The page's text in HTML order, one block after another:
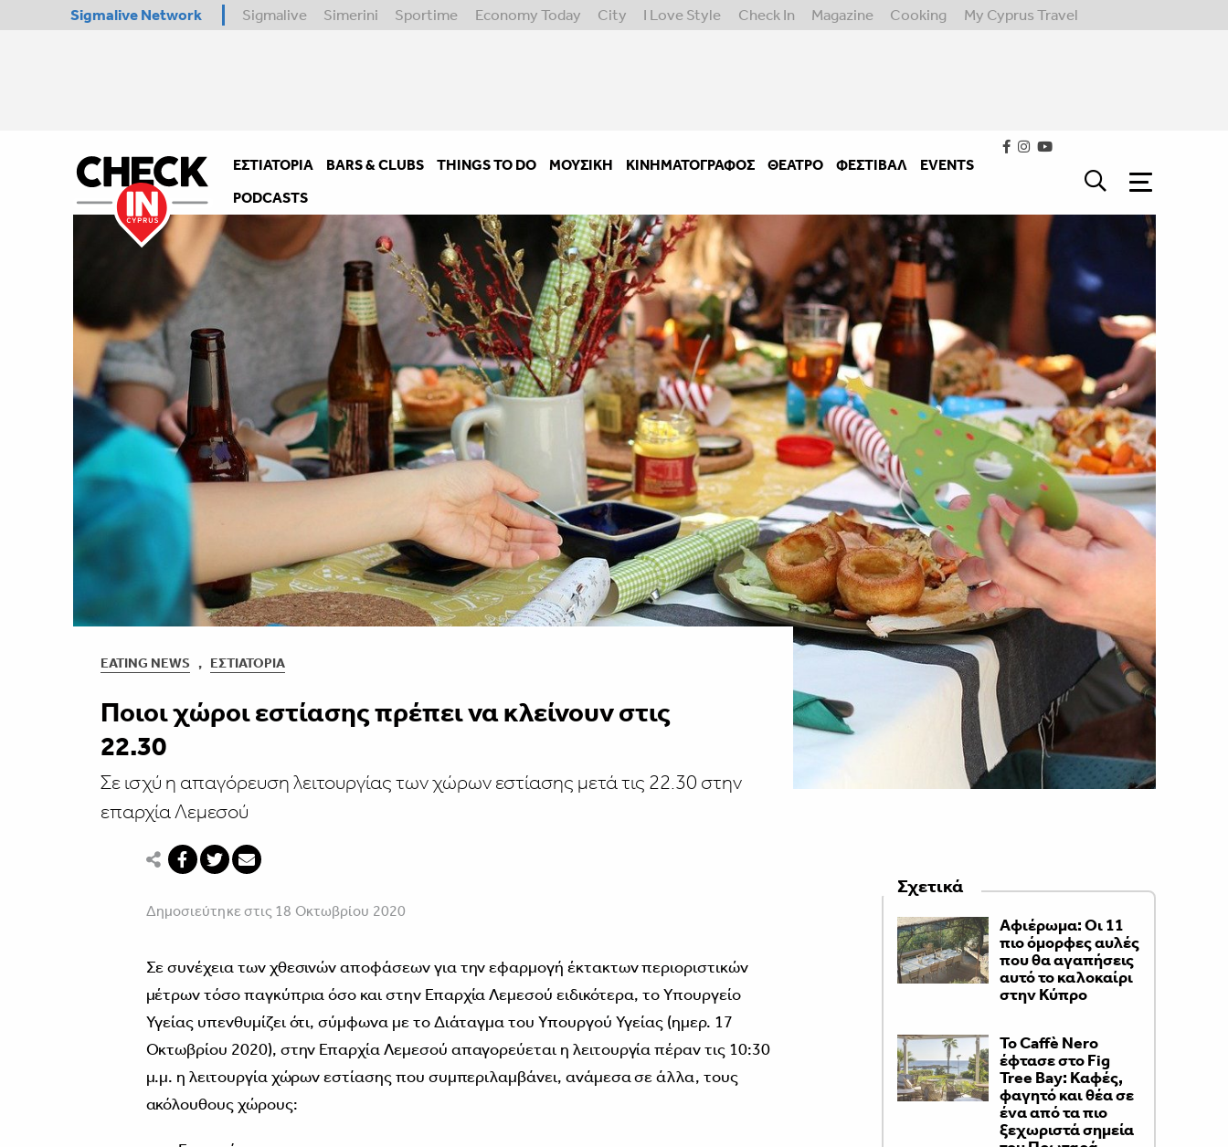
Sigmalive Network Sigmalive Simerini Sportime Economy Today City I Love Style Check In Magazine Cooking My Cyprus Travel
ΕΣΤΙΑΤΌΡΙΑ BARS & CLUBS THINGS TO DO ΜΟΥΣΙΚΉ ΚΙΝΗΜΑΤΟΓΡΆΦΟΣ ΘΈΑΤΡΟ ΦΕΣΤΙΒΑΛ
EVENTS
PODCASTS
EATING NEWS , ΕΣΤΙΑΤΌΡΙΑ
Ποιοι χώροι εστίασης πρέπει να κλείνουν στις
22.30
Σε ισχύ η απαγόρευση λειτουργίας των χώρων εστίασης μετά τις 22.30 στην
επαρχία Λεμεσού
Δημοσιεύτηκε στις 18 Οκτωβρίου 2020
Σε συνέχεια των χθεσινών αποφάσεων για την εφαρμογή έκτακτων περιοριστικών
μέτρων τόσο παγκύπρια όσο και στην Επαρχία Λεμεσού ειδικότερα, το Υπουργείο
Υγείας υπενθυμίζει ότι, σύμφωνα με το Διάταγμα του Υπουργού Υγείας (ημερ. 17
Οκτωβρίου 2020), στην Επαρχία Λεμεσού απαγορεύεται η λειτουργία πέραν τις 10:30
μ.μ. η λειτουργία χώρων εστίασης που συμπεριλαμβάνει, ανάμεσα σε άλλα, τους
ακόλουθους χώρους:
Σχετικά
Αφιέρωμα: Οι 11
πιο όμορφες αυλές
που θα αγαπήσεις
αυτό το καλοκαίρι
στην Κύπρο
Το Caffè Nero
έφτασε στο Fig
Tree Bay: Καφές,
φαγητό και θέα σε
ένα από τα πιο
ξεχωριστά σημεία